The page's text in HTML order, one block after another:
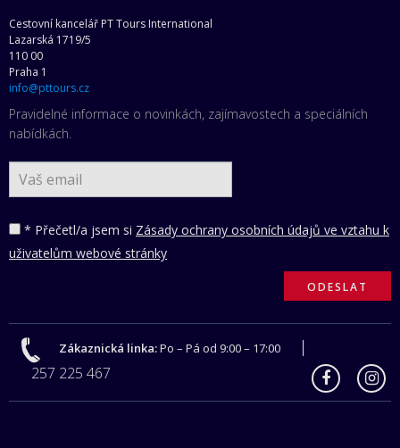
Cestovní kancelář PT Tours International
Lazarská 1719/5
110 00
Praha 1
info@pttours.cz
Pravidelné informace o novinkách, zajímavostech a speciálních
nabídkách.
* Přečetl/a jsem si Zásady ochrany osobních údajů ve vztahu k
uživatelům webové stránky
Zákaznická linka:Po – Pá od 9:00 – 17:00
257 225 467